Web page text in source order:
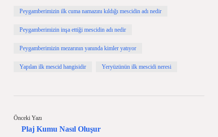
Peygamberimizin ilk cuma namazını kıldığı mescidin adı nedir
Peygamberimizin inşa ettiği mescidin adı nedir
Peygamberimizin mezarının yanında kimler yatıyor
Yapılan ilk mescid hangisidir Yeryüzünün ilk mescidi neresi
Önceki Yazı
Plaj Kumu Nasıl Oluşur